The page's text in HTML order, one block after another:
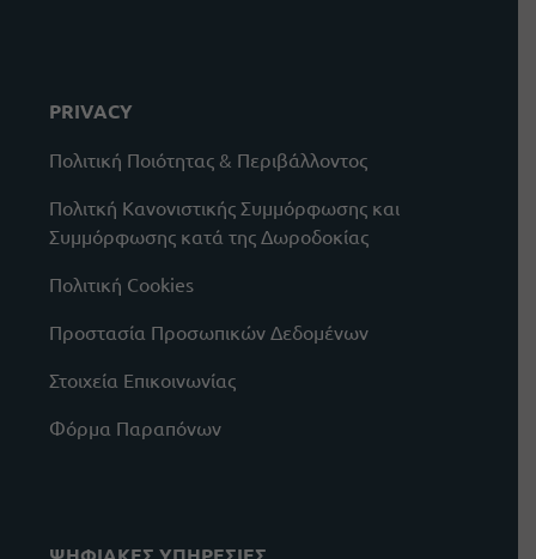
PRIVACY
Πολιτική Ποιότητας & Περιβάλλοντος
Πολιτκή Κανονιστικής Συμμόρφωσης και
Συμμόρφωσης κατά της Δωροδοκίας
Πολιτική Cookies
Προστασία Προσωπικών Δεδομένων
Στοιχεία Επικοινωνίας
Φόρμα Παραπόνων